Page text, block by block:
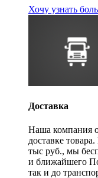
Хочу узнать
Доставка
Наша компания
доставке
тыс руб., мы
и ближайшего
так и до